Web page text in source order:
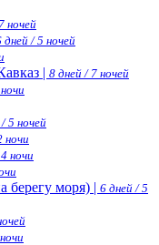
ночей
дней / 5 ночей
| 8 дней / 7 ночей
5 ночей
ночи
ночи
берегу моря) | 6 дней / 5